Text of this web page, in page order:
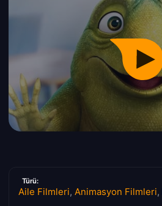
Türü:
Aile Filmleri, Animasyon Filmleri,